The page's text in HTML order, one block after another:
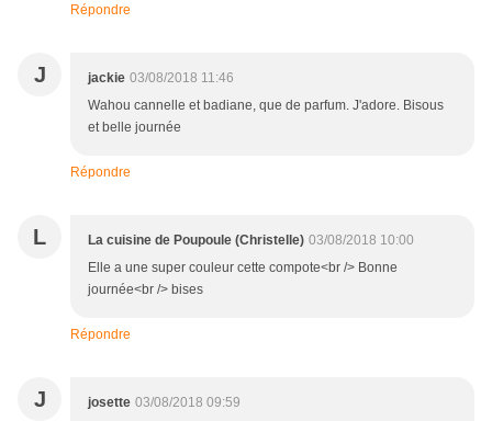
Répondre
J jackie 03/08/2018 11:46
Wahou cannelle et badiane, que de parfum. J'adore. Bisous
et belle journée
Répondre
L La cuisine de Poupoule (Christelle) 03/08/2018 10:00
Elle a une super couleur cette compote<br /> Bonne
journée<br /> bises
Répondre
J josette 03/08/2018 09:59